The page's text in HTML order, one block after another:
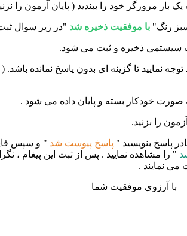
رنگ" با موفقیت ذخیره شد "در زیر سوال
.
.
.
پاسخ پیوست شد " و سپس
" را مشاهده نمایید . پس از ثبت این پیغام ،
می نمایند .
با آرزوی موفقیت شما